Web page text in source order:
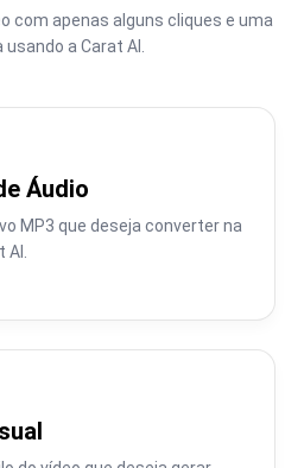
com apenas alguns cliques e uma
a Carat AI.
Áudio
MP3 que deseja converter na